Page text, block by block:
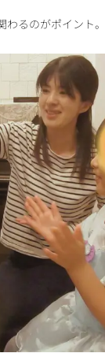
わるのがポイント。